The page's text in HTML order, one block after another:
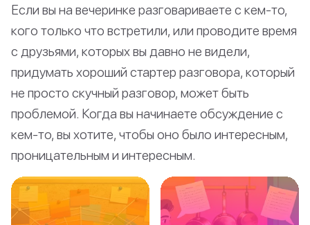
Если вы на вечеринке разговариваете с кем-то,
кого только что встретили, или проводите время
с друзьями, которых вы давно не видели,
придумать хороший стартер разговора, который
не просто скучный разговор, может быть
проблемой. Когда вы начинаете обсуждение с
кем-то, вы хотите, чтобы оно было интересным,
проницательным и интересным.